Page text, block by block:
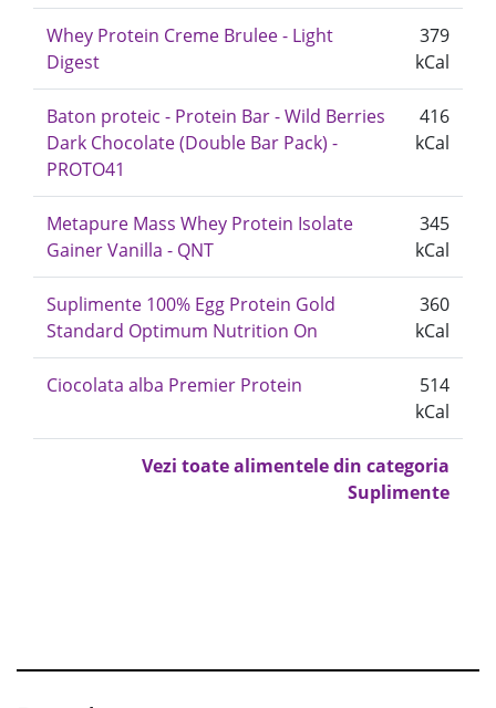
Whey Protein Creme Brulee - Light
Digest
379
kCal
Baton proteic - Protein Bar - Wild Berries
Dark Chocolate (Double Bar Pack) -
PROTO41
416
kCal
Metapure Mass Whey Protein Isolate
Gainer Vanilla - QNT
345
kCal
Suplimente 100% Egg Protein Gold
Standard Optimum Nutrition On
360
kCal
Ciocolata alba Premier Protein
514
kCal
Vezi toate alimentele din categoria
Suplimente